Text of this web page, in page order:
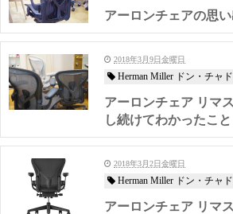
アーロンチェアの思い
2018年3月9日金曜日
Herman Miller ドン・チャ
アーロンチェア リマ
し続けてわかったこと
2018年3月2日金曜日
Herman Miller ドン・チャ
アーロンチェア リマ